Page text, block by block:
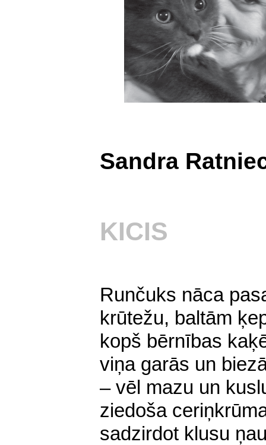
Sandra
KICIS
Runčuks nāca
krūtežu, baltām
kopš bērnības
viņa garās un
– vēl mazu un
ziedoša
sadzirdot klusu